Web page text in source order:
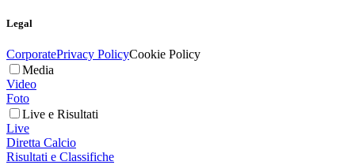
Legal
CorporatePrivacy PolicyCookie Policy
Media
Video
Foto
Live e Risultati
Live
Diretta Calcio
Risultati e Classifiche